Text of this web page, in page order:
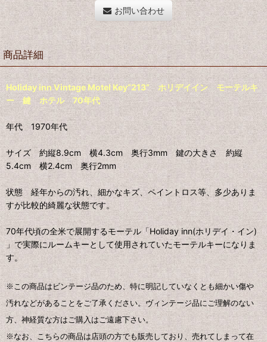
お問い合わせ
商品詳細
Holiday inn Vintage Motel Key”213” ホリデイイン モーテルキ
ー 鍵 ホテル 70年代
年代 1970年代
サイズ 約縦8.9cm 横4.3cm 奥行3mm 鍵の大きさ 約縦
5.4cm 横2.4cm 奥行2mm
状態 経年からの汚れ、細かなキズ、ペイントロス等、多少ありま
すが比較的綺麗な状態です。
70年代頃の全米で展開するモーテル「Holiday inn(ホリデイ・イン)
」で実際にルームキーとして使用されていたモーテルキーになりま
す。
※この商品はビンテージ品のため、特に明記していなくとも細かい傷や
汚れなどがあることをご了承ください。ヴィンテージ品にご理解のない
方、神経質な方はご購入はご遠慮下さい。
※なお、こちらの商品は店頭の方でも販売しており、売れてしまって在